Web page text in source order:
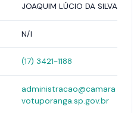
JOAQUIM LÚCIO DA SILVA
N/I
(17) 3421-1188
administracao@camara
votuporanga.sp.gov.br